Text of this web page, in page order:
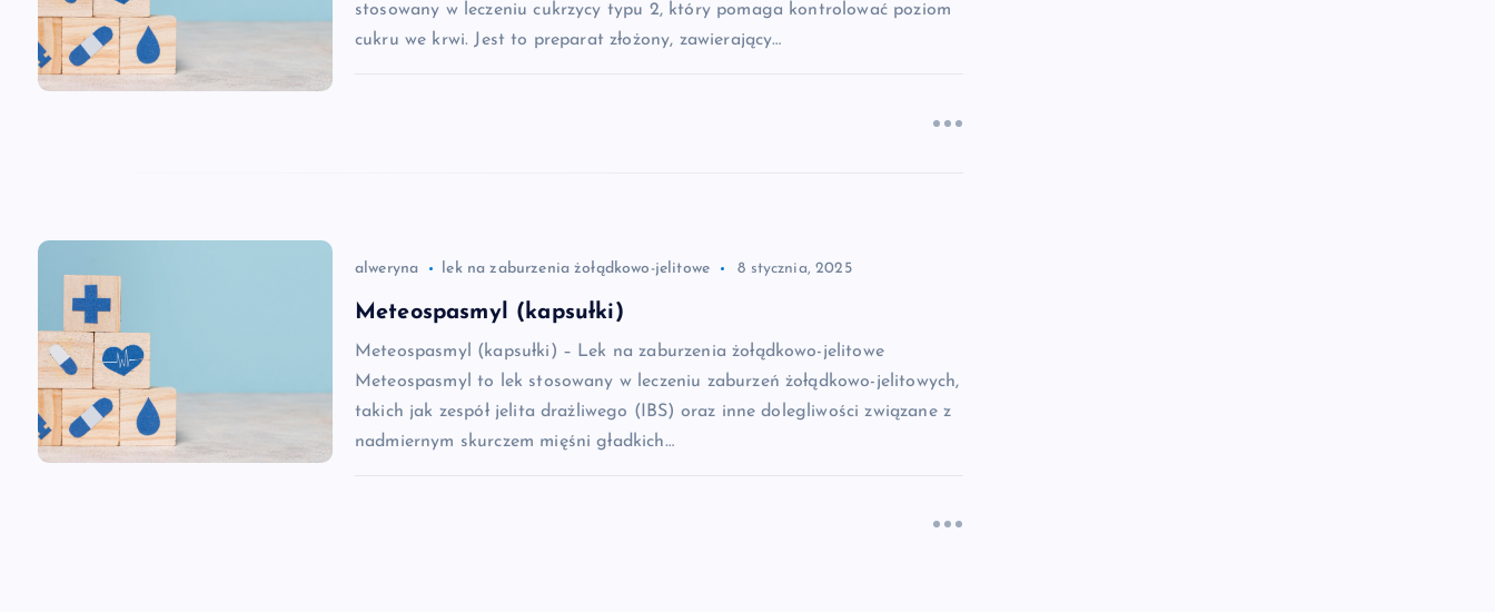
a
s
u
stosowany w leczeniu cukrzycy typu 2, który pomaga kontrolować poziom
cukru we krwi. Jest to preparat złożony, zawierający…
alweryna lek na zaburzenia żołądkowo-jelitowe 8 stycznia, 2025
Meteospasmyl (kapsułki)
Meteospasmyl (kapsułki) – Lek na zaburzenia żołądkowo-jelitowe
Meteospasmyl to lek stosowany w leczeniu zaburzeń żołądkowo-jelitowych,
takich jak zespół jelita drażliwego (IBS) oraz inne dolegliwości związane z
nadmiernym skurczem mięśni gładkich…